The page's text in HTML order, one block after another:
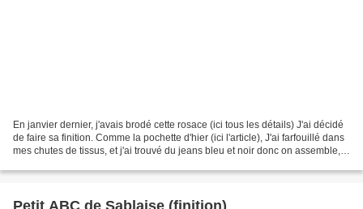
En janvier dernier, j'avais brodé cette rosace (ici tous les détails) J'ai décidé
de faire sa finition. Comme la pochette d'hier (ici l'article), J'ai farfouillé dans
mes chutes de tissus, et j'ai trouvé du jeans bleu et noir donc on assemble,
Petit ABC de Sablaise (finition)